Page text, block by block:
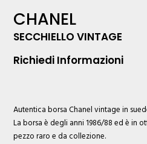
CHANEL
SECCHIELLO VINTAGE
Richiedi Informazioni
Autentica borsaChanelvintage in
La borsa è degli anni 1986/88 ed è in
pezzo raro e da collezione.